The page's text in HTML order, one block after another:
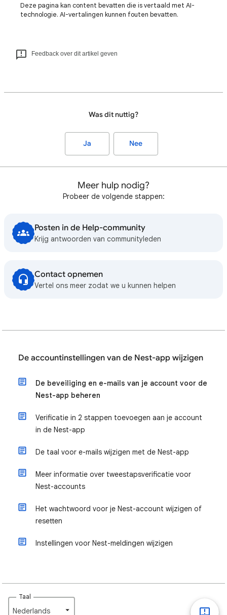
Deze pagina kan content bevatten die is vertaald met AI-
technologie. AI-vertalingen kunnen fouten bevatten.
Feedback over dit artikel geven
Was dit nuttig?
Ja Nee
Meer hulp nodig?
Probeer de volgende stappen:
Posten in de Help-community
Krijg antwoorden van communityleden
Contact opnemen
Vertel ons meer zodat we u kunnen helpen
De accountinstellingen van de Nest-app wijzigen
De beveiliging en e-mails van je account voor de
Nest-app beheren
Verificatie in 2 stappen toevoegen aan je account
in de Nest-app
De taal voor e-mails wijzigen met de Nest-app
Meer informatie over tweestapsverificatie voor
Nest-accounts
Het wachtwoord voor je Nest-account wijzigen of
resetten
Instellingen voor Nest-meldingen wijzigen
Taal
Nederlands‎